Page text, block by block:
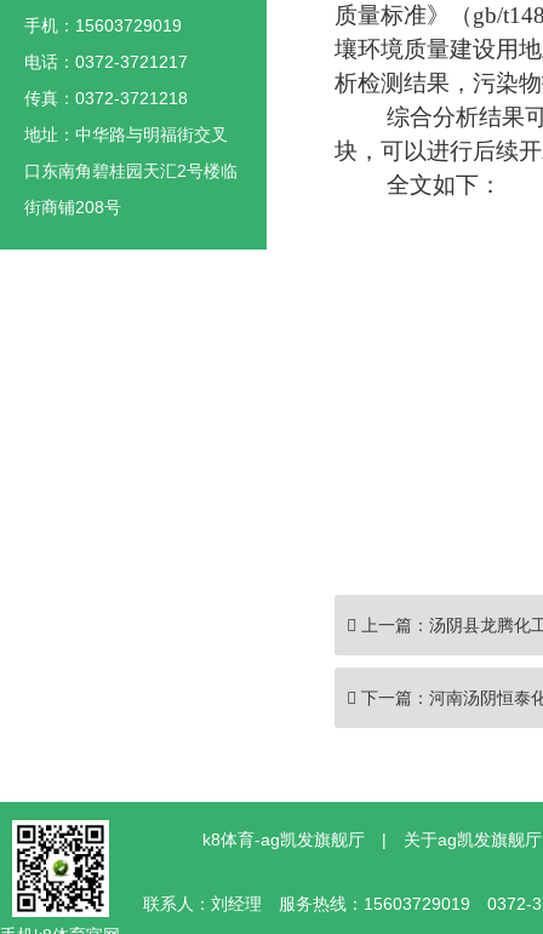
手机：15603729019
电话：0372-3721217
传真：0372-3721218
地址：中华路与明福街交叉
口东南角碧桂园天汇2号楼临
街商铺208号
质量标准》（gb/
壤环境质量建设用
析检测结果，污染
综合分析结果
块，可以进行后续
全文如下：
上一篇： 汤阴县龙腾化
下一篇： 河南汤阴恒泰
k8体育-ag凯发旗舰厅 | 关于ag凯发旗舰厅
联系人：刘经理 服务热线：15603729019 0372-